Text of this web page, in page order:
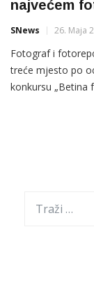
najvećem
SNews 26. Maja
Fotograf i
treće mjesto po
konkursu „Betina